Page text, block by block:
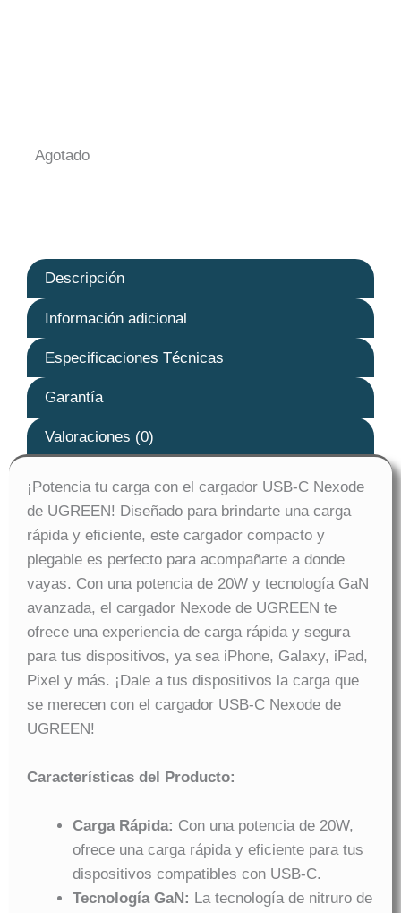
Agotado
Descripción
Información adicional
Especificaciones Técnicas
Garantía
Valoraciones (0)
¡Potencia tu carga con el cargador USB-C Nexode
de UGREEN! Diseñado para brindarte una carga
rápida y eficiente, este cargador compacto y
plegable es perfecto para acompañarte a donde
vayas. Con una potencia de 20W y tecnología GaN
avanzada, el cargador Nexode de UGREEN te
ofrece una experiencia de carga rápida y segura
para tus dispositivos, ya sea iPhone, Galaxy, iPad,
Pixel y más. ¡Dale a tus dispositivos la carga que
se merecen con el cargador USB-C Nexode de
UGREEN!
Características del Producto:
Carga Rápida: Con una potencia de 20W,
ofrece una carga rápida y eficiente para tus
dispositivos compatibles con USB-C.
Tecnología GaN: La tecnología de nitruro de